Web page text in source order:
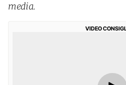
media.
VIDEO